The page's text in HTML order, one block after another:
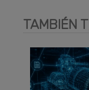
TAMBIÉN